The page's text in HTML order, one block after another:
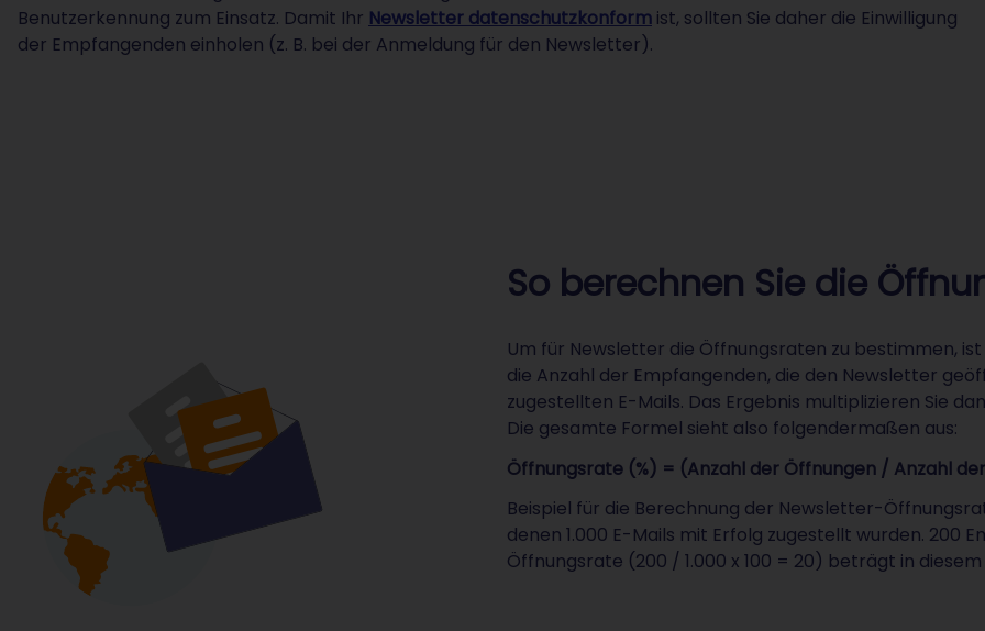
Benutzerkennung zum Einsatz. Damit Ihr Newsletter datenschutzkonform ist, sollten Sie daher die Einwilligung
der Empfangenden einholen (z. B. bei der Anmeldung für den Newsletter).
So berechnen Sie die
Um für Newsletter die Öffnungsraten zu bestimmen,
die Anzahl der Empfangenden, die den Newsletter
zugestellten E-Mails. Das Ergebnis multiplizieren Sie
Die gesamte Formel sieht also folgendermaßen aus:
Öffnungsrate (%) = (Anzahl der Öffnungen / Anzahl
Beispiel für die Berechnung der Newsletter-
denen 1.000 E-Mails mit Erfolg zugestellt wurden. 200
Öffnungsrate (200 / 1.000 x 100 = 20) beträgt in diesem